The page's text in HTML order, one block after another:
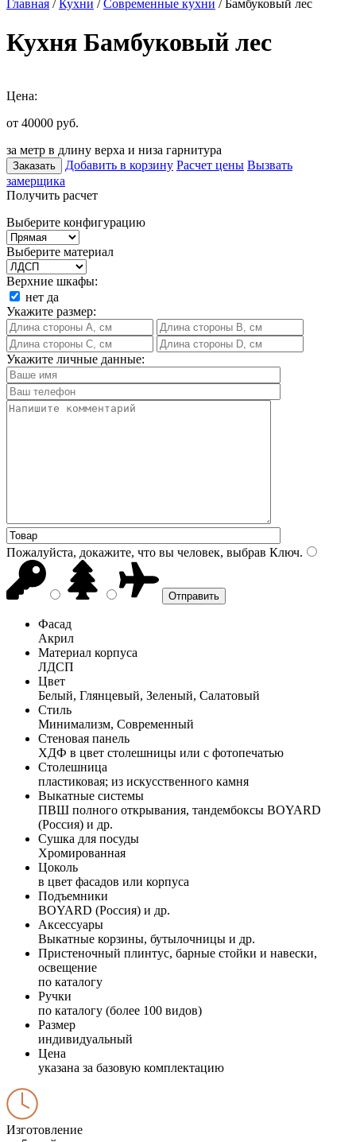
Главная / Кухни / Современные кухни / Бамбуковый лес
Кухня Бамбуковый лес
Цена:
от 40000 руб.
за метр в длину верха и низа гарнитура
Заказать Добавить в корзину Расчет цены Вызвать
замерщика
Получить расчет
Выберите конфигурацию
Выберите материал
Верхние шкафы:
нет да
Укажите размер:
Укажите личные данные:
Пожалуйста, докажите, что вы человек, выбрав Ключ.
Фасад
Акрил
Материал корпуса
ЛДСП
Цвет
Белый, Глянцевый, Зеленый, Салатовый
Стиль
Минимализм, Современный
Стеновая панель
ХДФ в цвет столешницы или с фотопечатью
Столешница
пластиковая; из искусственного камня
Выкатные системы
ПВШ полного открывания, тандембоксы BOYARD
(Россия) и др.
Сушка для посуды
Хромированная
Цоколь
в цвет фасадов или корпуса
Подъемники
BOYARD (Россия) и др.
Аксессуары
Выкатные корзины, бутылочницы и др.
Пристеночный плинтус, барные стойки и навески,
освещение
по каталогу
Ручки
по каталогу (более 100 видов)
Размер
индивидуальный
Цена
указана за базовую комплектацию
Изготовление